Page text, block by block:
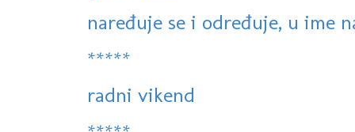
naređuje se i određuje, u ime
*****
radni vikend